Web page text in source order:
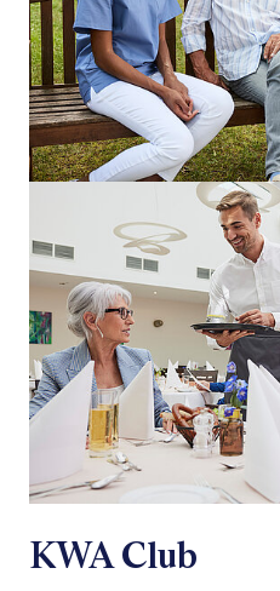
KWA Club